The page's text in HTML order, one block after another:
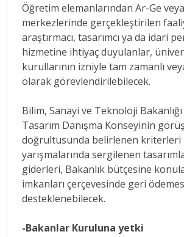
Öğretim elemanlarından Ar-Ge
merkezlerinde gerçekleştirilen
araştırmacı, tasarımcı ya da idari
hizmetine ihtiyaç duyulanlar,
kurullarının izniyle tam zamanlı
olarak görevlendirilebilecek.
Bilim, Sanayi ve Teknoloji
Tasarım Danışma Konseyinin
doğrultusunda belirlenen kriterleri
yarışmalarında sergilenen
giderleri, Bakanlık bütçesine
imkanları çerçevesinde geri
desteklenebilecek.
-Bakanlar Kuruluna yetki